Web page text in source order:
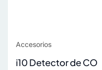
Accesorios
i10 Detector de CO